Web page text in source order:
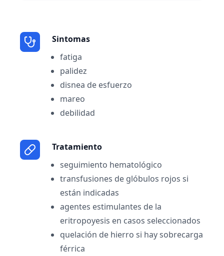
Sintomas
fatiga
palidez
disnea de esfuerzo
mareo
debilidad
Tratamiento
seguimiento hematológico
transfusiones de glóbulos rojos si
están indicadas
agentes estimulantes de la
eritropoyesis en casos seleccionados
quelación de hierro si hay sobrecarga
férrica